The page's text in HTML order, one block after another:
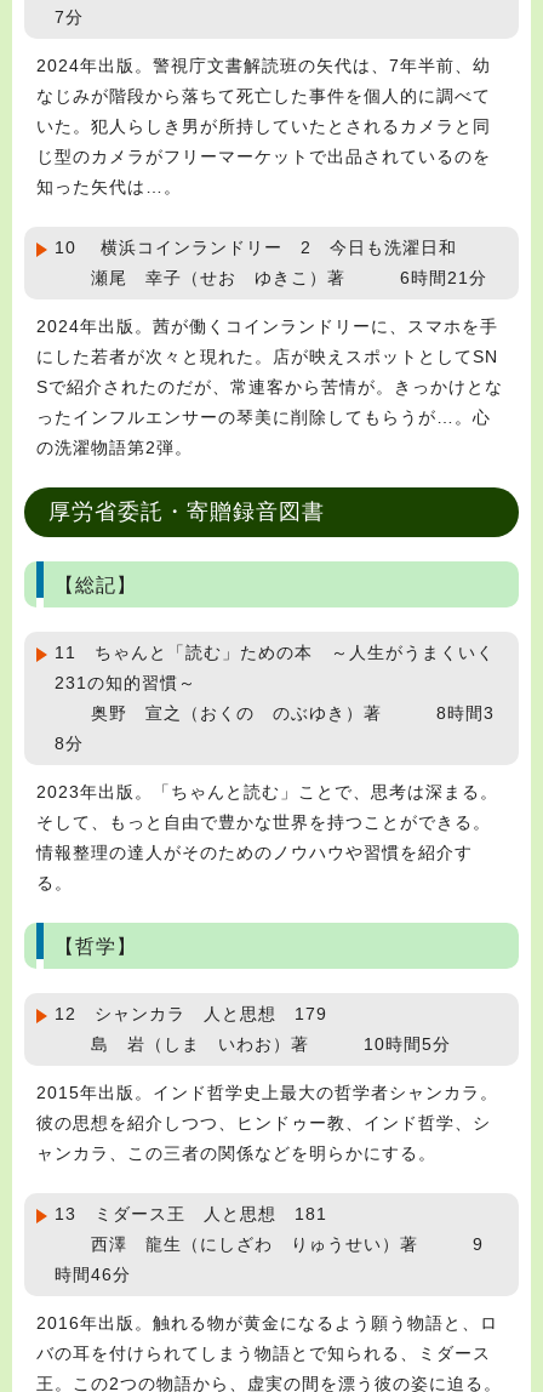
7分
2024年出版。警視庁文書解読班の矢代は、7年半前、幼
なじみが階段から落ちて死亡した事件を個人的に調べて
いた。犯人らしき男が所持していたとされるカメラと同
じ型のカメラがフリーマーケットで出品されているのを
知った矢代は…。
10 横浜コインランドリー 2 今日も洗濯日和
瀬尾 幸子（せお ゆきこ）著 6時間21分
2024年出版。茜が働くコインランドリーに、スマホを手
にした若者が次々と現れた。店が映えスポットとしてSN
Sで紹介されたのだが、常連客から苦情が。きっかけとな
ったインフルエンサーの琴美に削除してもらうが…。心
の洗濯物語第2弾。
厚労省委託・寄贈録音図書
【総記】
11 ちゃんと「読む」ための本 ～人生がうまくいく
231の知的習慣～
奥野 宣之（おくの のぶゆき）著 8時間3
8分
2023年出版。「ちゃんと読む」ことで、思考は深まる。
そして、もっと自由で豊かな世界を持つことができる。
情報整理の達人がそのためのノウハウや習慣を紹介す
る。
【哲学】
12 シャンカラ 人と思想 179
島 岩（しま いわお）著 10時間5分
2015年出版。インド哲学史上最大の哲学者シャンカラ。
彼の思想を紹介しつつ、ヒンドゥー教、インド哲学、シ
ャンカラ、この三者の関係などを明らかにする。
13 ミダース王 人と思想 181
西澤 龍生（にしざわ りゅうせい）著 9
時間46分
2016年出版。触れる物が黄金になるよう願う物語と、ロ
バの耳を付けられてしまう物語とで知られる、ミダース
王。この2つの物語から、虚実の間を漂う彼の姿に迫る。